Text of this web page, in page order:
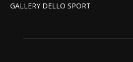
GALLERY DELLO SPORT